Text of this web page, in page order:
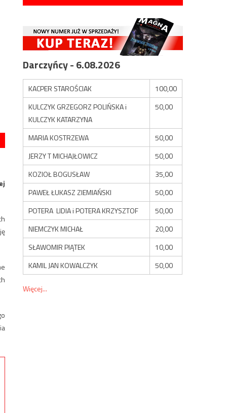
Darczyńcy - 6.08.2026
KACPER STAROŚCIAK
100,00
KULCZYK GRZEGORZ POLIŃSKA i
KULCZYK KATARZYNA
50,00
MARIA KOSTRZEWA
50,00
JERZY T MICHAJŁOWICZ
50,00
KOZIOŁ BOGUSŁAW
35,00
PAWEŁ ŁUKASZ ZIEMIAŃSKI
50,00
POTERA LIDIA i POTERA KRZYSZTOF
50,00
NIEMCZYK MICHAŁ
20,00
SŁAWOMIR PIĄTEK
10,00
KAMIL JAN KOWALCZYK
50,00
Więcej...